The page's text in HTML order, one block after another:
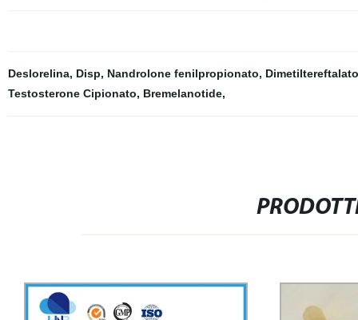
Deslorelina, Disp, Nandrolone fenilpropionato, Dimetiltereftalato
Testosterone Cipionato, Bremelanotide,